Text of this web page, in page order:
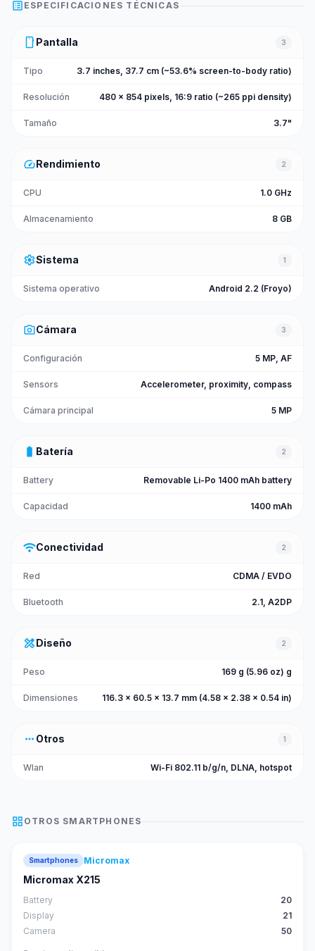
list_alt ESPECIFICACIONES TÉCNICAS
smartphone Pantalla 3
Tipo 3.7 inches, 37.7 cm (~53.6% screen-to-body ratio)
Resolución 480 x 854 pixels, 16:9 ratio (~265 ppi density)
Tamaño 3.7"
speedRendimiento 2
CPU 1.0 GHz
Almacenamiento 8 GB
settingsSistema 1
Sistema operativo Android 2.2 (Froyo)
photo_cameraCámara 3
Configuración 5 MP, AF
Sensors Accelerometer, proximity, compass
Cámara principal 5 MP
battery_full Batería 2
Battery Removable Li-Po 1400 mAh battery
Capacidad 1400 mAh
wifiConectividad 2
Red CDMA / EVDO
Bluetooth 2.1, A2DP
design_servicesDiseño 2
Peso 169 g (5.96 oz) g
Dimensiones 116.3 x 60.5 x 13.7 mm (4.58 x 2.38 x 0.54 in)
more_horiz Otros 1
Wlan Wi-Fi 802.11 b/g/n, DLNA, hotspot
grid_view OTROS SMARTPHONES
Smartphones Micromax
Micromax X215
Battery
20
Display
21
Camera
50